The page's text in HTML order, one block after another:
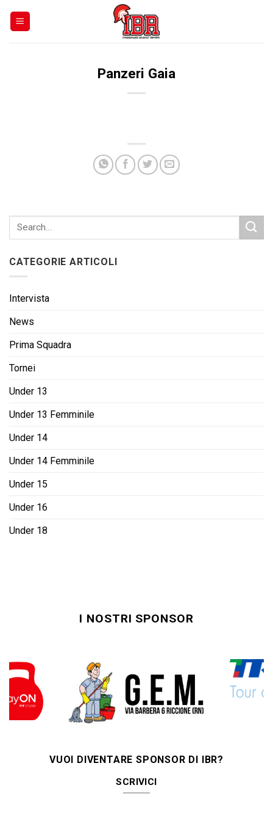
Panzeri Gaia
CATEGORIE ARTICOLI
Intervista
News
Prima Squadra
Tornei
Under 13
Under 13 Femminile
Under 14
Under 14 Femminile
Under 15
Under 16
Under 18
I NOSTRI SPONSOR
VUOI DIVENTARE SPONSOR DI IBR?
SCRIVICI